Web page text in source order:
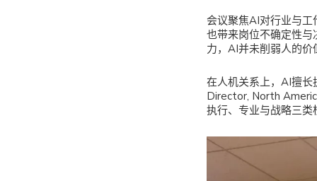
会议聚焦AI对行业与
也带来岗位不确定性
力，AI并未削弱人的
在人机关系上，AI擅
Director, North
执行、专业与战略三类